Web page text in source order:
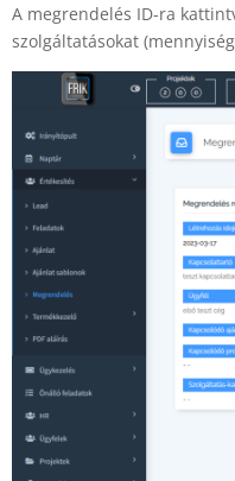
A megrendelés ID-ra
szolgáltatásokat